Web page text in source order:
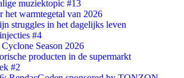
muziektopic #13
het warmtegetal van 2026
struggles in het dagelijks leven
#4
Season 2026
producten in de supermarkt
#2